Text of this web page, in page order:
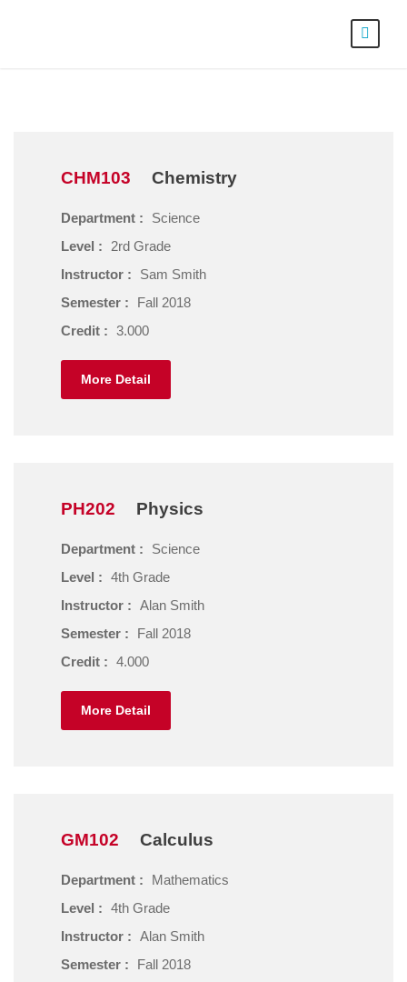
CHM103 Chemistry
Department :
Science
Level :
2rd Grade
Instructor :
Sam Smith
Semester :
Fall 2018
Credit : 3.000
More Detail
PH202 Physics
Department :
Science
Level : 4th Grade
Instructor : Alan Smith
Semester :
Fall 2018
Credit : 4.000
More Detail
GM102 Calculus
Department :
Mathematics
Level : 4th Grade
Instructor : Alan Smith
Semester :
Fall 2018